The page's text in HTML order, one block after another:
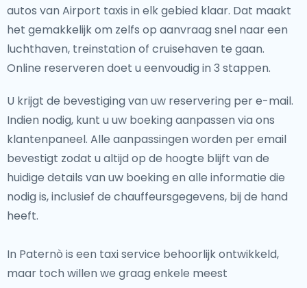
autos van Airport taxis in elk gebied klaar. Dat maakt
het gemakkelijk om zelfs op aanvraag snel naar een
luchthaven, treinstation of cruisehaven te gaan.
Online reserveren doet u eenvoudig in 3 stappen.
U krijgt de bevestiging van uw reservering per e-mail.
Indien nodig, kunt u uw boeking aanpassen via ons
klantenpaneel. Alle aanpassingen worden per email
bevestigt zodat u altijd op de hoogte blijft van de
huidige details van uw boeking en alle informatie die
nodig is, inclusief de chauffeursgegevens, bij de hand
heeft.
In Paternò is een taxi service behoorlijk ontwikkeld,
maar toch willen we graag enkele meest